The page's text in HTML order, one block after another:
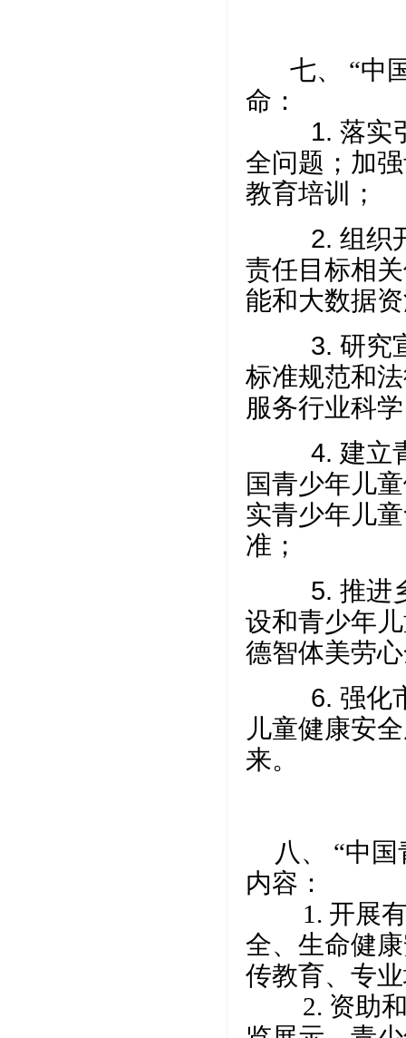
七、 “中国
命：
1. 落实引
全问题；加
教育培训；
2. 组织
责任目标相
能和大数据
3. 研究宣
标准规范和
服务行业科
4. 建立
国青少年儿
实青少年儿
准；
5. 推进
设和青少年
德智体美劳
6. 强化
儿童健康安
来。
八、 “中
内容：
1. 开展有
全、生命健
传教育、专
2. 资助和